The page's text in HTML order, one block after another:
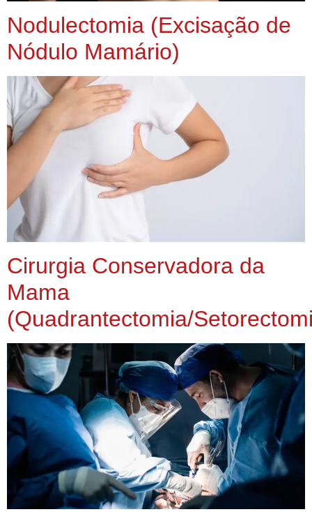
Nodulectomia (Excisação de
Nódulo Mamário)
Cirurgia Conservadora da
Mama
(Quadrantectomia/